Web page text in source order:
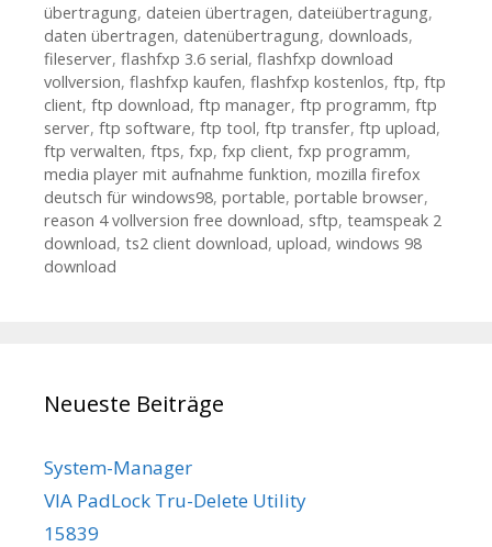
übertragung, dateien übertragen, dateiübertragung,
daten übertragen, datenübertragung, downloads,
fileserver, flashfxp 3.6 serial, flashfxp download
vollversion, flashfxp kaufen, flashfxp kostenlos, ftp, ftp
client, ftp download, ftp manager, ftp programm, ftp
server, ftp software, ftp tool, ftp transfer, ftp upload,
ftp verwalten, ftps, fxp, fxp client, fxp programm,
media player mit aufnahme funktion, mozilla firefox
deutsch für windows98, portable, portable browser,
reason 4 vollversion free download, sftp, teamspeak 2
download, ts2 client download, upload, windows 98
download
Neueste Beiträge
System-Manager
VIA PadLock Tru-Delete Utility
15839